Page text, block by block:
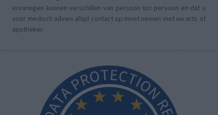
ervaringen kunnen verschillen van persoon tot persoon en dat u
voor medisch advies altijd contact op moet nemen met uw arts of
apotheker.